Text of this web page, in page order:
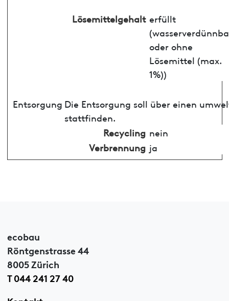
Lösemittelgehalt erfüllt
oder ohne
Lösemittel (max.
1%))
Entsorgung Die Entsorgung soll über einen
stattfinden.
Recycling nein
Verbrennung ja
ecobau
Röntgenstrasse 44
8005 Zürich
T 044 241 27 40